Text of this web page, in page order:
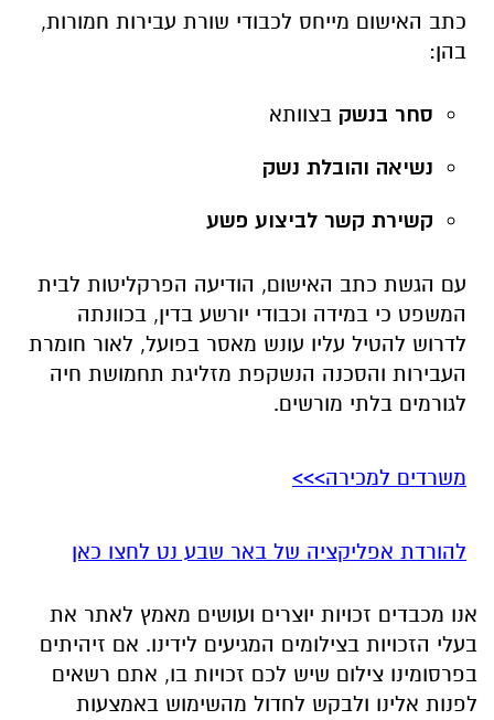
כתב האישום מייחס לכבודי שורת עבירות חמורות,
בהן:
סחר בנשק בצוותא
נשיאה והובלת נשק
קשירת קשר לביצוע פשע
עם הגשת כתב האישום, הודיעה הפרקליטות לבית
המשפט כי במידה וכבודי יורשע בדין, בכוונתה
לדרוש להטיל עליו עונש מאסר בפועל, לאור חומרת
העבירות והסכנה הנשקפת מזליגת תחמושת חיה
לגורמים בלתי מורשים.
משרדים למכירה>>>
להורדת אפליקציה של באר שבע נט לחצו כאן
אנו מכבדים זכויות יוצרים ועושים מאמץ לאתר את
בעלי הזכויות בצילומים המגיעים לידינו. אם זיהיתים
בפרסומינו צילום שיש לכם זכויות בו, אתם רשאים
לפנות אלינו ולבקש לחדול מהשימוש באמצעות